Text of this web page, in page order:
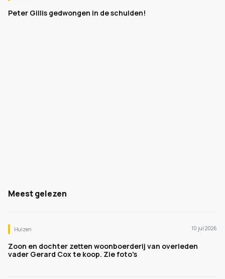
Peter Gillis gedwongen in de schulden!
Meest gelezen
Huizen 10 jul 2026
Zoon en dochter zetten woonboerderij van overleden
vader Gerard Cox te koop. Zie foto's